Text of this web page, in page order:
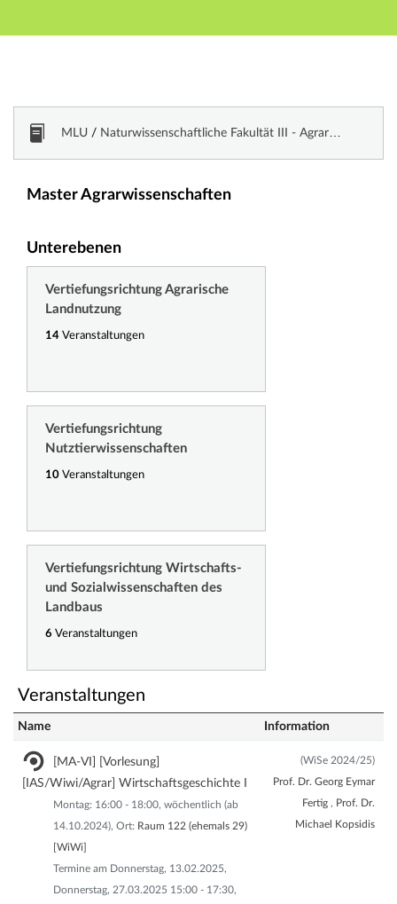
Hauptnavigation
Fußzeile
MLU / Naturwissenschaftliche Fakultät III - Agrarwiss., Geowiss. und Informatik
Master Agrarwissenschaften
Unterebenen
Vertiefungsrichtung Agrarische
Landnutzung
14 Veranstaltungen
Vertiefungsrichtung
Nutztierwissenschaften
10 Veranstaltungen
Vertiefungsrichtung Wirtschafts-
und Sozialwissenschaften des
Landbaus
6 Veranstaltungen
Veranstaltungen
Name Information
[MA-VI] [Vorlesung]
[IAS/Wiwi/Agrar] Wirtschaftsgeschichte I
Montag: 16:00 - 18:00, wöchentlich (ab
14.10.2024), Ort: Raum 122 (ehemals 29)
[WiWi]
Termine am Donnerstag, 13.02.2025,
Donnerstag, 27.03.2025 15:00 - 17:30,
(WiSe 2024/25)
Prof. Dr. Georg Eymar
Fertig , Prof. Dr.
Michael Kopsidis